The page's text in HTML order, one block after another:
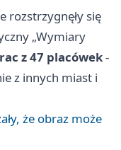
rozstrzygnęły się
„Wymiary
z 47 placówek-
z innych miast i
że obraz może